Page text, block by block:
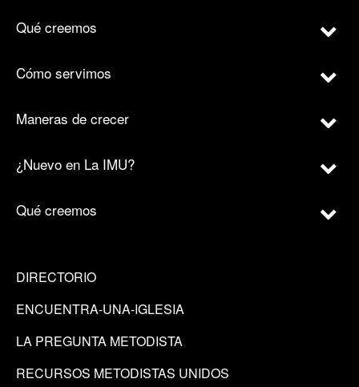
Qué creemos
Cómo servimos
Maneras de crecer
¿Nuevo en La IMU?
Qué creemos
DIRECTORIO
ENCUENTRA-UNA-IGLESIA
LA PREGUNTA METODISTA
RECURSOS METODISTAS UNIDOS